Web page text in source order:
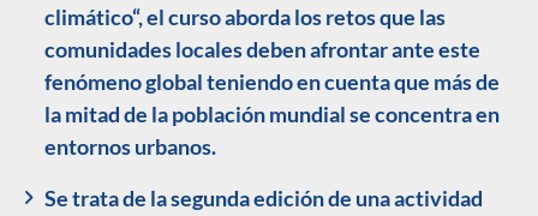
climático“, el curso aborda los retos que las
comunidades locales deben afrontar ante este
fenómeno global teniendo en cuenta que más de
la mitad de la población mundial se concentra en
entornos urbanos.
Se trata de la segunda edición de una actividad